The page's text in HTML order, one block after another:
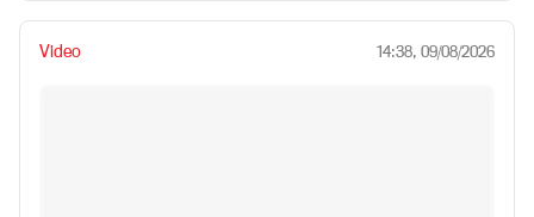
Video 14:38, 09/08/2026